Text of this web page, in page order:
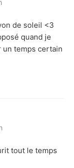
de soleil <3
quand je
temps certain
tout le temps